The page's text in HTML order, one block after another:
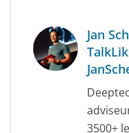
Jan
3500+